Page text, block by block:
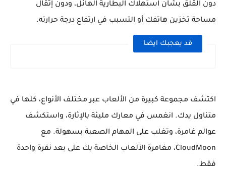
دون القلق بشأن استهلاك البطارية الهائل، ودون إثقال
مساحة تخزين هاتفك أو التسبب في ارتفاع درجة حرارته.
قد يعجبك ايضا
اكتشف مجموعة كبيرة من الألعاب عبر مختلف الأنواع، كلها في
متناول يدك. انغمس في معارك مليئة بالإثارة، واستكشف
عوالم غامرة، وتغلب على المهام الصعبة بسهولة. مع
CloudMoon، مغامرة الألعاب الخاصة بك على بعد نقرة واحدة
فقط.